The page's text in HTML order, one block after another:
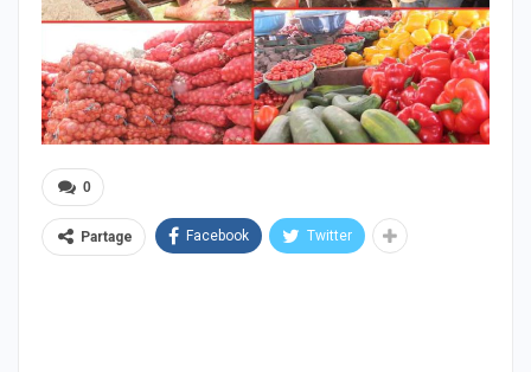
0
Partage Facebook Twitter